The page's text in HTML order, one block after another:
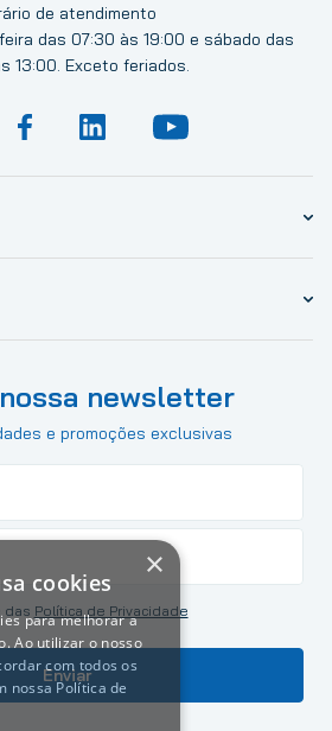
de atendimento
das 07:30 às 19:00 e sábado das
13:00. Exceto feriados.
newsletter
e promoções exclusivas
das Política de Privacidade
Enviar
×
cookies
para melhorar a
Ao utilizar o nosso
com todos os
nossa Política de